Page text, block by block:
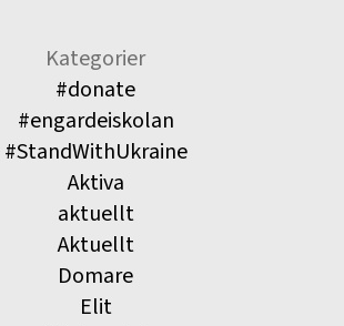
Kategorier
#donate
#engardeiskolan
#StandWithUkraine
Aktiva
aktuellt
Aktuellt
Domare
Elit